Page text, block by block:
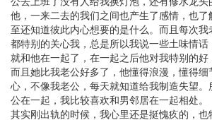
他，一来二去的我们之间也产生了感情，也
至还知道彼此内心想要的是什么。而且每次
都特别的关心我，总是所以我说一些土味情
就和他在一起了，在一起之后他对我特别的好
而且她比我老公好多了，他懂得浪漫，懂得
心，不像我老公，每天就知道给我制造失望
公在一起，我比较喜欢和男邻居在一起相处。
其实刚出轨的时候，我心里还是挺愧疚的，也